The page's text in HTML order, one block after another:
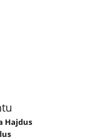
Hajdus